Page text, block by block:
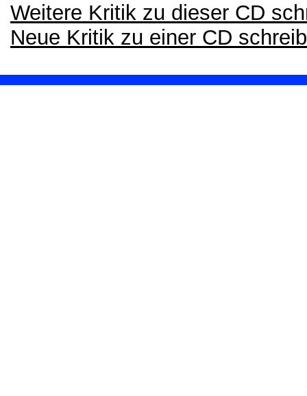
Weitere Kritik zu dieser CD
Neue Kritik zu einer CD